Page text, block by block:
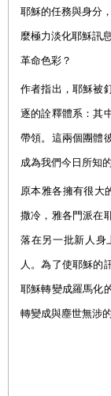
耶穌的任務與身分
麼極力淡化耶穌訊
革命色彩？
作者指出，耶穌被
逐的詮釋體系：其
帶領。這兩個團體
成為我們今日所知
原本雅各擁有很大
撒冷，雅各門派在
落在另一批新人身
人。為了使耶穌的
耶穌轉變成羅馬化
轉變成與塵世無涉